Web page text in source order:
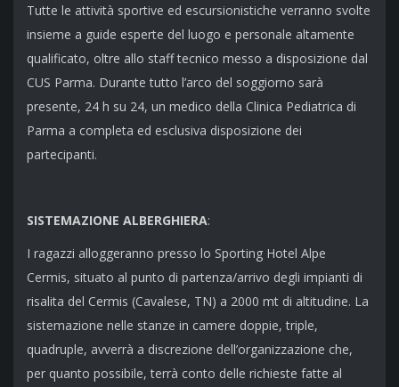
Tutte le attività sportive ed escursionistiche verranno svolte
insieme a guide esperte del luogo e personale altamente
qualificato, oltre allo staff tecnico messo a disposizione dal
CUS Parma. Durante tutto l’arco del soggiorno sarà
presente, 24 h su 24, un medico della Clinica Pediatrica di
Parma a completa ed esclusiva disposizione dei
partecipanti.
SISTEMAZIONE ALBERGHIERA:
I ragazzi alloggeranno presso lo Sporting Hotel Alpe
Cermis, situato al punto di partenza/arrivo degli impianti di
risalita del Cermis (Cavalese, TN) a 2000 mt di altitudine. La
sistemazione nelle stanze in camere doppie, triple,
quadruple, avverrà a discrezione dell’organizzazione che,
per quanto possibile, terrà conto delle richieste fatte al